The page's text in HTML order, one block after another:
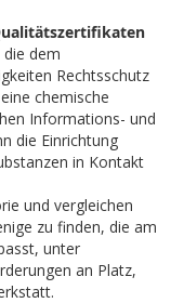
die dem
Rechtsschutz
chemische
Informations- und
die Einrichtung
in Kontakt
und vergleichen
zu finden, die am
unter
an Platz,